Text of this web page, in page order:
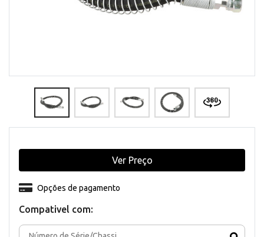
Compativel com:
Opções de pagamento
Ver Preço